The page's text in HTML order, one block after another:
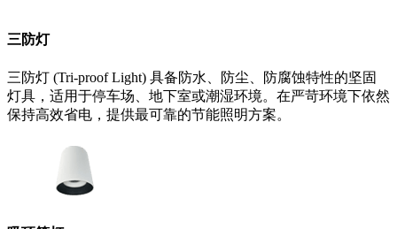
三防灯
三防灯 (Tri-proof Light) 具备防水、防尘、防腐蚀特性的坚固
灯具，适用于停车场、地下室或潮湿环境。在严苛环境下依然
保持高效省电，提供最可靠的节能照明方案。